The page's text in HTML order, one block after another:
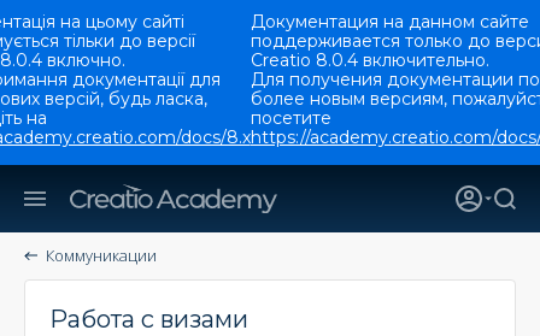
на цьому сайті
тільки до версії
включно.
документації для
версій, будь ласка,
на
docs/8.x
Документация на данном сайте
поддерживается только до
Creatio 8.0.4 включительно.
Для получения документации по
более новым версиям,
посетите
https://academy.creatio.com/
Коммуникации
Работа с визами